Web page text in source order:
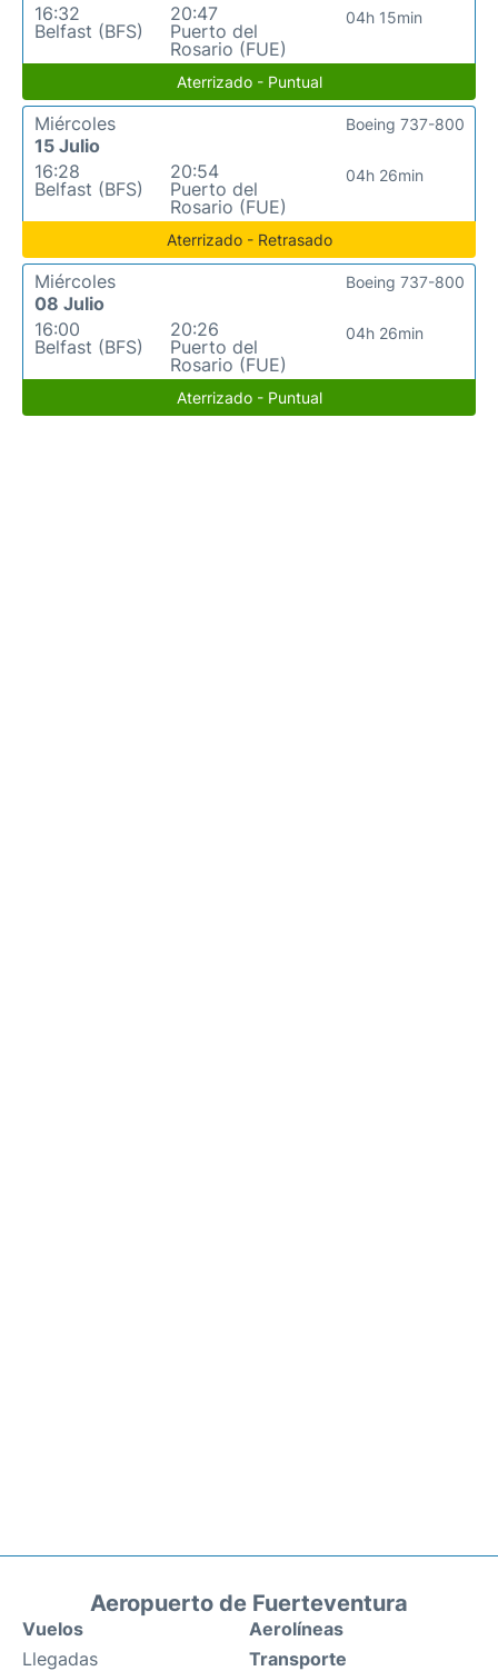
16:32
Belfast (BFS)
20:47
Puerto del
Rosario (FUE)
04h 15min
Aterrizado - Puntual
Miércoles
15 Julio
16:28
Belfast (BFS)
20:54
Puerto del
Rosario (FUE)
04h 26min
Boeing 737-800
Aterrizado - Retrasado
Miércoles
08 Julio
16:00
Belfast (BFS)
20:26
Puerto del
Rosario (FUE)
04h 26min
Boeing 737-800
Aterrizado - Puntual
Aeropuerto de Fuerteventura
Vuelos
Llegadas
Aerolíneas
Transporte